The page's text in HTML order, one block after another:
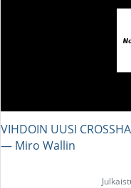
VIHDOIN UUSI
― Miro Wallin